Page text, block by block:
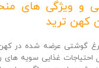
و ویژگی‌ های
کهن ترید
گوشتی عرضه شده در کهن
احتیاجات غذایی سویه‌ های